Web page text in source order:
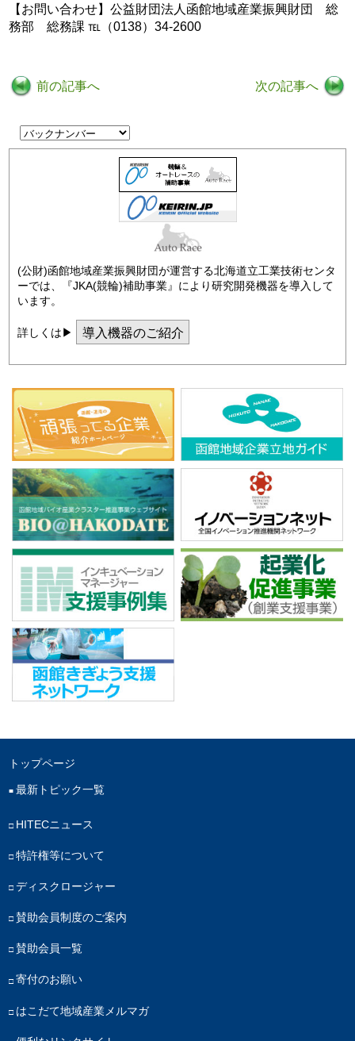
【お問い合わせ】公益財団法人函館地域産業振興財団 総
務部 総務課 ℡（0138）34-2600
前の記事へ 次の記事へ
(公財)函館地域産業振興財団が運営する北海道立工業技術センタ
ーでは、『JKA(競輪)補助事業』により研究開発機器を導入して
います。
詳しくは▶ 導入機器のご紹介
トップページ
最新トピック一覧
HITECニュース
特許権等について
ディスクロージャー
賛助会員制度のご案内
賛助会員一覧
寄付のお願い
はこだて地域産業メルマガ